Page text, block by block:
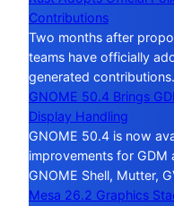
Contributions
Two months after
teams have officially
generated contributions.
GNOME 50.4 Brings
Display Handling
GNOME 50.4 is now
improvements for
GNOME Shell, Mutter,
Mesa 26.2 Graphics